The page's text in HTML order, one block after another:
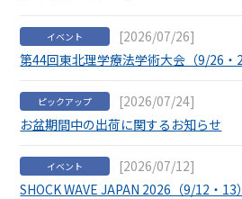
イベント
[2026/07/26]
第44回東北理学療法学術大会（9/26・
ピックアップ
[2026/07/24]
お盆期間中の出荷に関するお知らせ
イベント
[2026/07/12]
SHOCK WAVE JAPAN 2026（9/12・